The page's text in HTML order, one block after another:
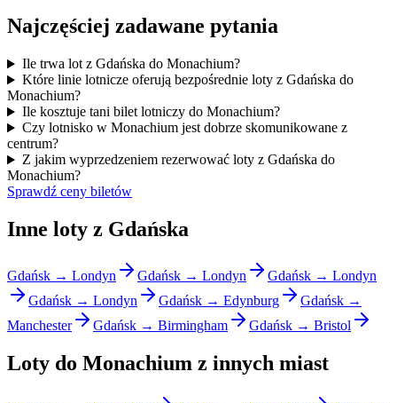
Najczęściej zadawane pytania
Ile trwa lot z Gdańska do Monachium?
Które linie lotnicze oferują bezpośrednie loty z Gdańska do
Monachium?
Ile kosztuje tani bilet lotniczy do Monachium?
Czy lotnisko w Monachium jest dobrze skomunikowane z
centrum?
Z jakim wyprzedzeniem rezerwować loty z Gdańska do
Monachium?
Sprawdź ceny biletów
Inne loty z Gdańska
Gdańsk → Londyn Gdańsk → Londyn
Gdańsk → Londyn
Gdańsk → Londyn
Gdańsk → Edynburg
Gdańsk →
Manchester
Gdańsk → Birmingham Gdańsk → Bristol
Loty do Monachium z innych miast